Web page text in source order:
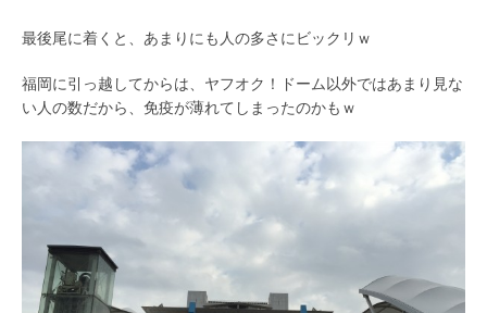
最後尾に着くと、あまりにも人の多さにビックリｗ
福岡に引っ越してからは、ヤフオク！ドーム以外ではあまり見な
い人の数だから、免疫が薄れてしまったのかもｗ